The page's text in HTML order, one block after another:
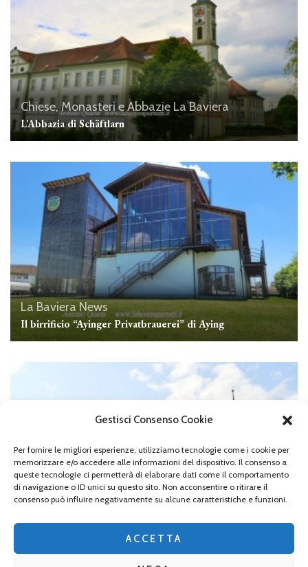
Gestisci Consenso Cookie
Per fornire le migliori esperienze, utilizziamo tecnologie come i cookie per
memorizzare e/o accedere alle informazioni del dispositivo. Il consenso a
queste tecnologie ci permetterà di elaborare dati come il comportamento
di navigazione o ID unici su questo sito. Non acconsentire o ritirare il
consenso può influire negativamente su alcune caratteristiche e funzioni.
ACCETTA
Chiese, Monasteri e Abbazie La Baviera
L’Abbazia di Schäftlarn
La Baviera News
Il birrificio “Ayinger Privatbrauerei” di Aying
Chiese, Monasteri e Abbazie La Baviera
Il Monastero di Wettenhausen (Kloster Wettenhausen)